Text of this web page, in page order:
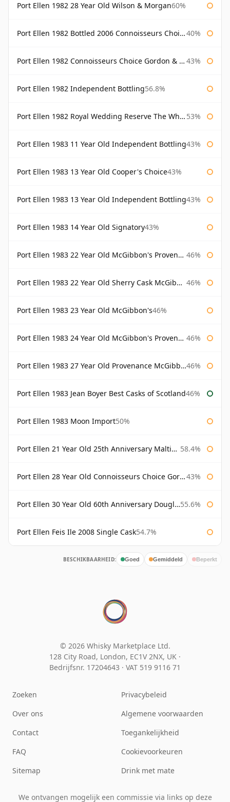
Port Ellen 1982 28 Year Old Wilson & Morgan60%
Port Ellen 1982 Bottled 2006 Connoisseurs Choice Gordon & Macphail 40%
Port Ellen 1982 Connoisseurs Choice Gordon & Macphail 43%
Port Ellen 1982 Independent Bottling56.8%
Port Ellen 1982 Royal Wedding Reserve The Whisky Exchange 53%
Port Ellen 1983 11 Year Old Independent Bottling43%
Port Ellen 1983 13 Year Old Cooper's Choice43%
Port Ellen 1983 13 Year Old Independent Bottling43%
Port Ellen 1983 14 Year Old Signatory43%
Port Ellen 1983 22 Year Old McGibbon's Provenance 46%
Port Ellen 1983 22 Year Old Sherry Cask McGibbon's Provenance 46%
Port Ellen 1983 23 Year Old McGibbon's46%
Port Ellen 1983 24 Year Old McGibbon's Provenance 46%
Port Ellen 1983 27 Year Old Provenance McGibbon's 46%
Port Ellen 1983 Jean Boyer Best Casks of Scotland46%
Port Ellen 1983 Moon Import50%
Port Ellen 21 Year Old 25th Anniversary Maltings 58.4%
Port Ellen 28 Year Old Connoisseurs Choice Gordon & MacPhail 43%
Port Ellen 30 Year Old 60th Anniversary Douglas Laing 55.6%
Port Ellen Feis Ile 2008 Single Cask54.7%
BESCHIKBAARHEID: Goed Gemiddeld Beperkt
© 2026 Whisky Marketplace Ltd.
128 City Road, London, EC1V 2NX, UK ·
Bedrijfsnr. 17204643 · VAT 519 9116 71
Zoeken
Over ons
Contact
FAQ
Sitemap
Privacybeleid
Algemene voorwaarden
Toegankelijkheid
Cookievoorkeuren
Drink met mate
We ontvangen mogelijk een commissie via links op deze